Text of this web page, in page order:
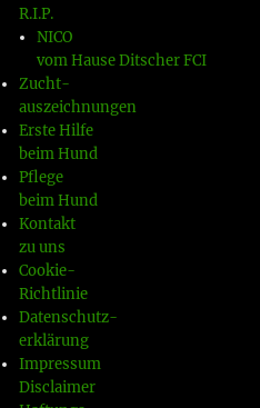
R.I.P.
NICO
vom Hause Ditscher FCI
Zucht-
auszeichnungen
Erste Hilfe
beim Hund
Pflege
beim Hund
Kontakt
zu uns
Cookie-
Richtlinie
Datenschutz-
erklärung
Impressum
Disclaimer